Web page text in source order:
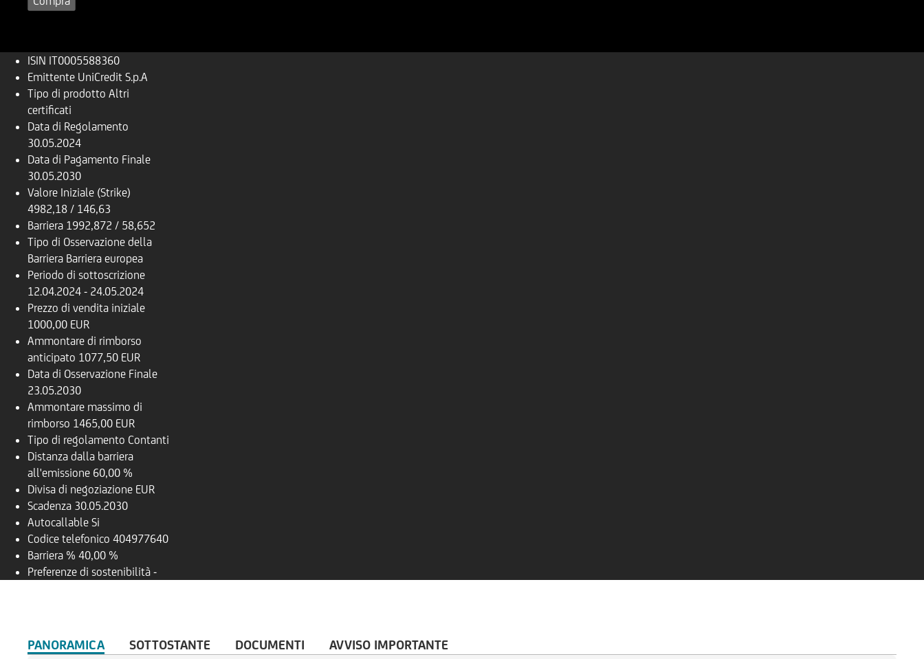
ISIN IT0005588360
Emittente UniCredit S.p.A
Tipo di prodotto Altri
certificati
Data di Regolamento
30.05.2024
Data di Pagamento Finale
30.05.2030
Valore Iniziale (Strike)
4982,18 / 146,63
Barriera 1992,872 / 58,652
Tipo di Osservazione della
Barriera Barriera europea
Periodo di sottoscrizione
12.04.2024 - 24.05.2024
Prezzo di vendita iniziale
1000,00 EUR
Ammontare di rimborso
anticipato 1077,50 EUR
Data di Osservazione Finale
23.05.2030
Ammontare massimo di
rimborso 1465,00 EUR
Tipo di regolamento Contanti
Distanza dalla barriera
all'emissione 60,00 %
Divisa di negoziazione EUR
Scadenza 30.05.2030
Autocallable Si
Codice telefonico 404977640
Barriera % 40,00 %
Preferenze di sostenibilità -
PANORAMICA SOTTOSTANTE DOCUMENTI AVVISO IMPORTANTE